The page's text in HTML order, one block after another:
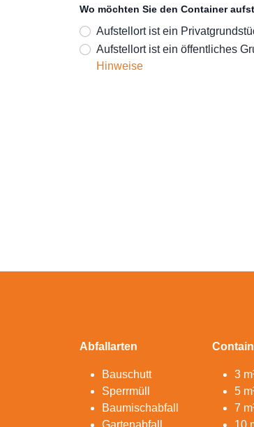
Wo möchten Sie den Container
Aufstellort ist ein
Aufstellort ist ein öffentliches
Hinweise
Abfallarten
Bauschutt
Sperrmüll
Baumischabfall
3
5
7